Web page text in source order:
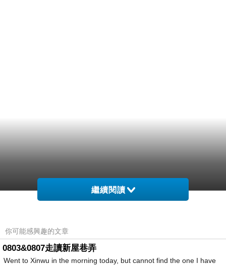
繼續閱讀
你可能感興趣的文章
0803&0807走讀新屋巷弄
Went to Xinwu in the morning today, but cannot find the one I have